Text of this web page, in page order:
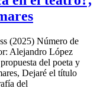
(2025) Número de
Alejandro López
del poeta y
Dejaré el título
del